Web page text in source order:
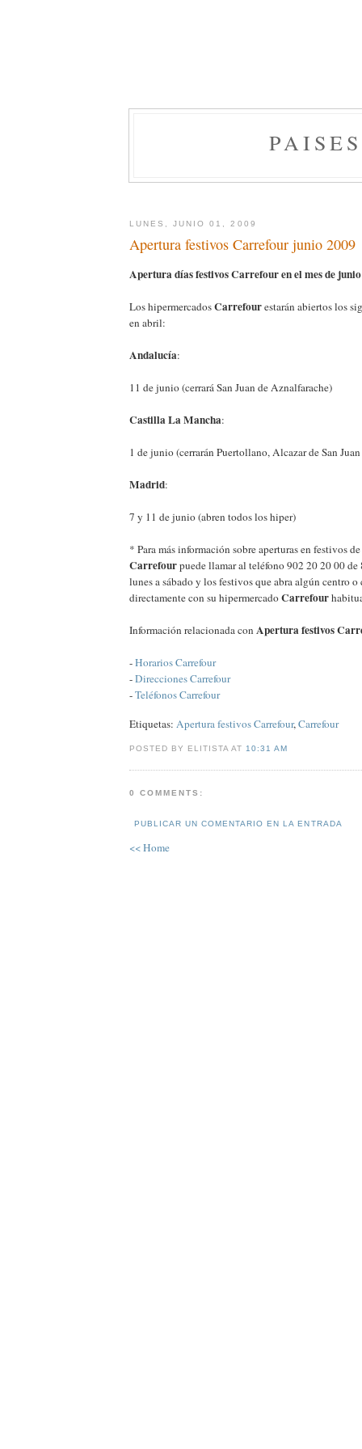
LUNES, JUNIO 01, 2009
Apertura festivos Carrefour junio 2009
Apertura días festivos Carrefour en el mes de
Los hipermercadosCarrefourestarán abiertos los
en abril:
Andalucía:
11 de junio (cerrará San Juan de Aznalfarache)
Castilla La Mancha:
1 de junio (cerrarán Puertollano, Alcazar de San
Madrid:
7 y 11 de junio (abren todos los hiper)
* Para más información sobre aperturas en festivos
Carrefourpuede llamar al teléfono 902 20 20 00 de
lunes a sábado y los festivos que abra algún centro
directamente con su hipermercadoCarrefour
Información relacionada con Apertura festivos
-Horarios Carrefour
-Direcciones Carrefour
-Teléfonos Carrefour
Etiquetas: Apertura festivos Carrefour,Carrefour
POSTED BY ELITISTA AT 10:31 AM
0 COMMENTS:
PUBLICAR UN COMENTARIO EN LA ENTRADA
<< Home